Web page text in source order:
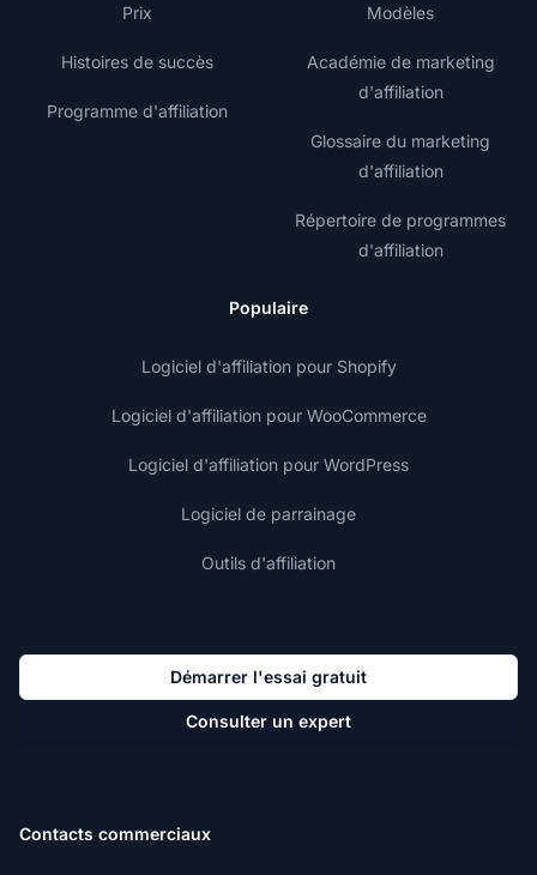
Prix
Histoires de succès
Programme d'affiliation
Modèles
Académie de marketing
d'affiliation
Glossaire du marketing
d'affiliation
Répertoire de programmes
d'affiliation
Populaire
Logiciel d'affiliation pour Shopify
Logiciel d'affiliation pour WooCommerce
Logiciel d'affiliation pour WordPress
Logiciel de parrainage
Outils d'affiliation
Démarrer l'essai gratuit
Consulter un expert
Contacts commerciaux